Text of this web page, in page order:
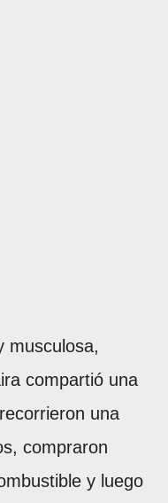
musculosa,
compartió una
una
compraron
y luego